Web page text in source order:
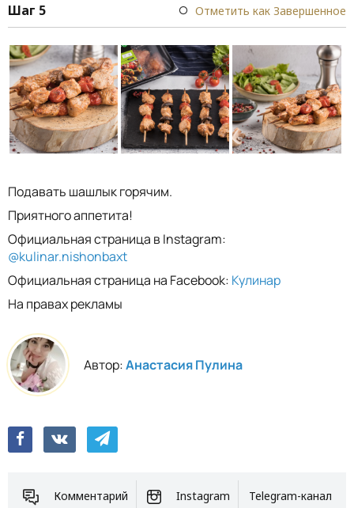
Шаг 5 Отметить как Завершенное
Подавать шашлык горячим.
Приятного аппетита!
Официальная страница в Instagram:
@kulinar.nishonbaxt
Официальная страница на Facebook: Кулинар
На правах рекламы
Автор:Анастасия Пулина
Комментарий Instagram Telegram-канал